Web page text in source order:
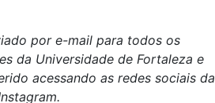
por e-mail para todos os
da Universidade de Fortaleza e
acessando as redes sociais da